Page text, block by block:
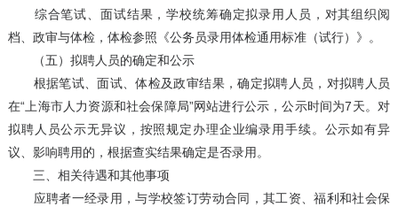
综合笔试、面试结果，学校统筹确定拟录用人员，对其组织阅
档、政审与体检，体检参照《公务员录用体检通用标准（试行）》。
（五）拟聘人员的确定和公示
根据笔试、面试、体检及政审结果，确定拟聘人员，对拟聘人员
在“上海市人力资源和社会保障局”网站进行公示，公示时间为7天。对
拟聘人员公示无异议，按照规定办理企业编录用手续。公示如有异
议、影响聘用的，根据查实结果确定是否录用。
三、相关待遇和其他事项
应聘者一经录用，与学校签订劳动合同，其工资、福利和社会保